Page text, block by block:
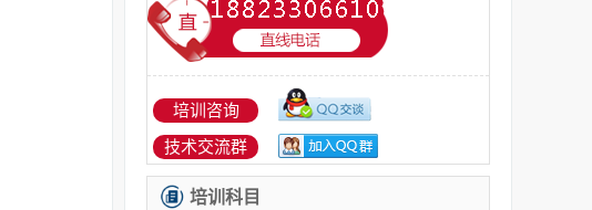
培训咨询
技术交流群
培训科目